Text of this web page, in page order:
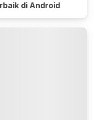
di Android